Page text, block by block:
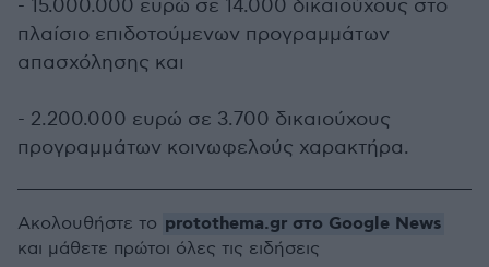
- 15.000.000 ευρώ σε 14.000 δικαιούχους στο
πλαίσιο επιδοτούμενων προγραμμάτων
απασχόλησης και
- 2.200.000 ευρώ σε 3.700 δικαιούχους
προγραμμάτων κοινωφελούς χαρακτήρα.
Ακολουθήστε το protothema.gr στο Google News
και μάθετε πρώτοι όλες τις ειδήσεις